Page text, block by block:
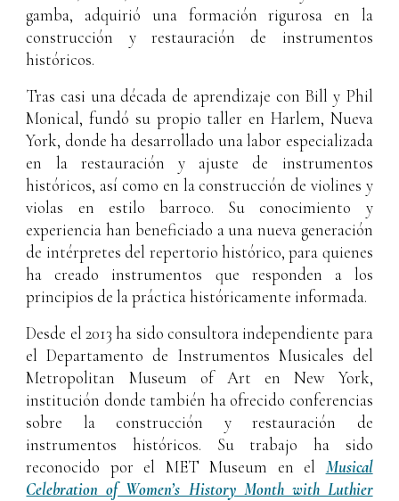
gamba, adquirió una formación rigurosa en la
construcción y restauración de instrumentos
históricos.
Tras casi una década de aprendizaje con Bill y Phil
Monical, fundó su propio taller en Harlem, Nueva
York, donde ha desarrollado una labor especializada
en la restauración y ajuste de instrumentos
históricos, así como en la construcción de violines y
violas en estilo barroco. Su conocimiento y
experiencia han beneficiado a una nueva generación
de intérpretes del repertorio histórico, para quienes
ha creado instrumentos que responden a los
principios de la práctica históricamente informada.
Desde el 2013 ha sido consultora independiente para
el Departamento de Instrumentos Musicales del
Metropolitan Museum of Art en New York,
institución donde también ha ofrecido conferencias
sobre la construcción y restauración de
instrumentos históricos. Su trabajo ha sido
reconocido por el MET Museum en el Musical
Celebration of Women’s History Month with Luthier